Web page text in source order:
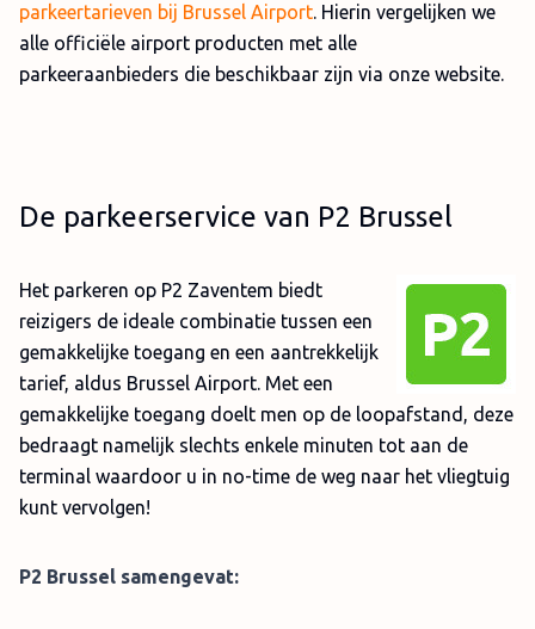
parkeertarieven bij Brussel Airport. Hierin vergelijken we
alle officiële airport producten met alle
parkeeraanbieders die beschikbaar zijn via onze website.
De parkeerservice van P2 Brussel
Het parkeren op P2 Zaventem biedt
reizigers de ideale combinatie tussen een
gemakkelijke toegang en een aantrekkelijk
tarief, aldus Brussel Airport. Met een
gemakkelijke toegang doelt men op de loopafstand, deze
bedraagt namelijk slechts enkele minuten tot aan de
terminal waardoor u in no-time de weg naar het vliegtuig
kunt vervolgen!
P2 Brussel samengevat: